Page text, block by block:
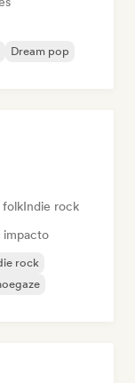
Dream pop
folkIndie rock
impacto
rock